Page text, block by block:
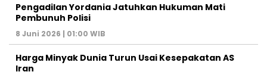
Pengadilan Yordania Jatuhkan Hukuman Mati
Pembunuh Polisi
8 Juni 2026 | 01:00 WIB
Harga Minyak Dunia Turun Usai Kesepakatan AS
Iran